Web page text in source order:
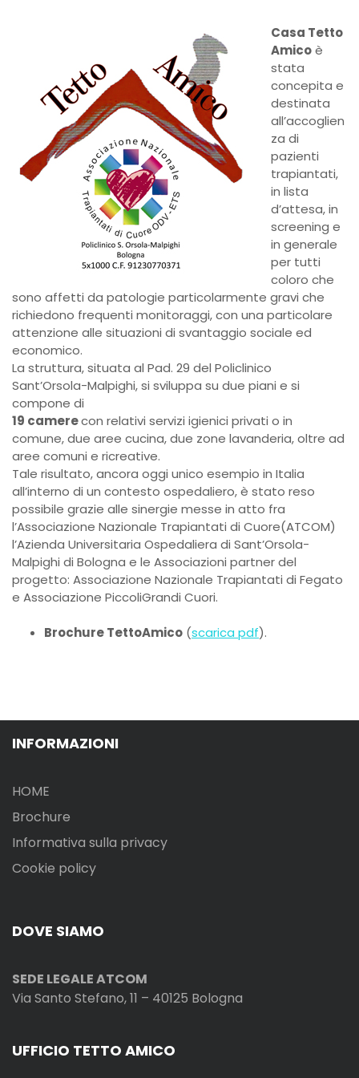
Casa Tetto
Amicoè
stata
concepita e
destinata
all’accoglien
za di
pazienti
trapiantati,
in lista
d’attesa, in
screening e
in generale
per tutti
coloro che
sono affetti da patologie particolarmente gravi che
richiedono frequenti monitoraggi, con una particolare
attenzione alle situazioni di svantaggio sociale ed
economico.
La struttura, situata al Pad. 29 del Policlinico
Sant’Orsola-Malpighi, si sviluppa su due piani e si
compone di
19 camerecon relativi servizi igienici privati o in
comune, due aree cucina, due zone lavanderia, oltre ad
aree comuni e ricreative.
Tale risultato, ancora oggi unico esempio in Italia
all’interno di un contesto ospedaliero, è stato reso
possibile grazie alle sinergie messe in atto fra
l’Associazione Nazionale Trapiantati di Cuore(ATCOM)
l’Azienda Universitaria Ospedaliera di Sant’Orsola-
Malpighi di Bologna e le Associazioni partner del
progetto: Associazione Nazionale Trapiantati di Fegato
e Associazione PiccoliGrandi Cuori.
Brochure TettoAmico (scarica pdf).
INFORMAZIONI
HOME
Brochure
Informativa sulla privacy
Cookie policy
DOVE SIAMO
SEDE LEGALE ATCOM
Via Santo Stefano, 11 – 40125 Bologna
UFFICIO TETTO AMICO